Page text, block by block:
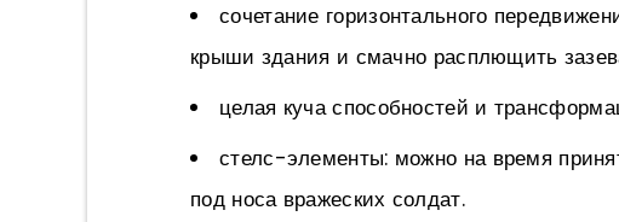
сочетание горизонтального
крыши здания и смачно расплющить
целая куча способностей и
стелс-элементы: можно на время
под носа вражеских солдат.